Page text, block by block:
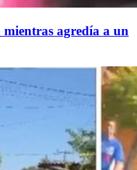
agredía a un